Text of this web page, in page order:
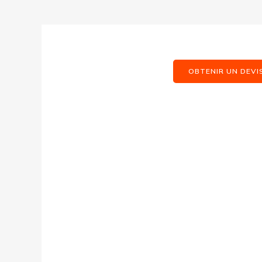
OBTENIR UN